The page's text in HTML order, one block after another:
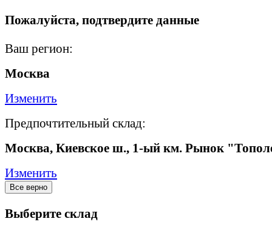
Пожалуйста, подтвердите данные
Ваш регион:
Москва
Изменить
Предпочтительный склад:
Москва, Киевское ш., 1-ый км. Рынок
Изменить
Все верно
Выберите склад